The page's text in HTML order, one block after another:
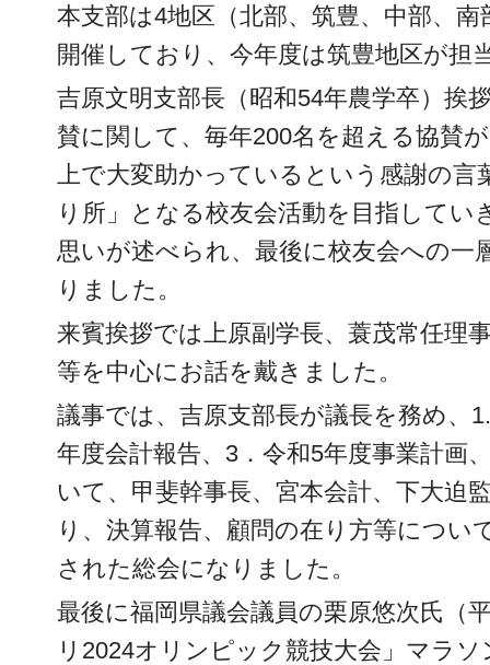
本支部は4地区（北部、筑豊、中部、
開催しており、今年度は筑豊地区が担
吉原文明支部長（昭和54年農学卒）挨
賛に関して、毎年200名を超える協賛
上で大変助かっているという感謝の言
り所」となる校友会活動を目指してい
思いが述べられ、最後に校友会への一
りました。
来賓挨拶では上原副学長、蓑茂常任理
等を中心にお話を戴きました。
議事では、吉原支部長が議長を務め、
年度会計報告、3．令和5年度事業計画
いて、甲斐幹事長、宮本会計、下大迫
り、決算報告、顧問の在り方等につい
された総会になりました。
最後に福岡県議会議員の栗原悠次氏（
リ2024オリンピック競技大会」マラ